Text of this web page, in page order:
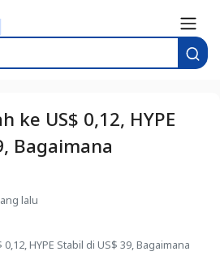
ke US$ 0,12, HYPE
Bagaimana
lalu
HYPE Stabil di US$ 39, Bagaimana